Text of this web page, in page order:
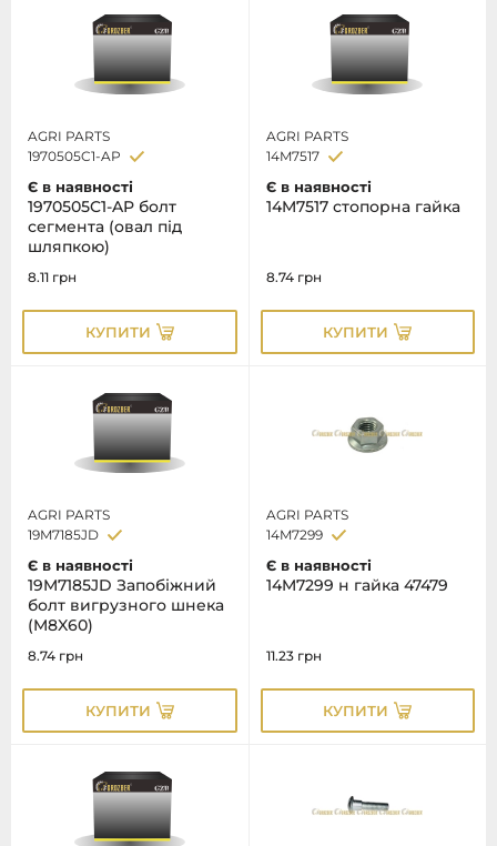
AGRI PARTS
1970505C1-AP
Є в наявності
1970505C1-AP болт
сегмента (овал під
шляпкою)
8.11 грн
КУПИТИ
AGRI PARTS
14M7517
Є в наявності
14M7517 стопорна гайка
8.74 грн
КУПИТИ
AGRI PARTS
19M7185JD
Є в наявності
19M7185JD Запобіжний
болт вигрузного шнека
(M8X60)
8.74 грн
КУПИТИ
AGRI PARTS
14M7299
Є в наявності
14M7299 н гайка 47479
11.23 грн
КУПИТИ